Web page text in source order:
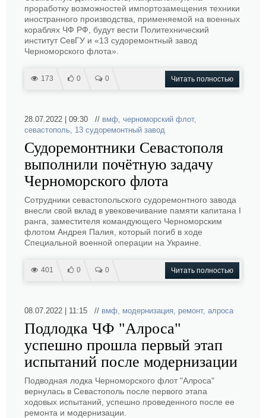
проработку возможностей импортозамещения техники
иностранного производства, применяемой на военных
кораблях ЧФ РФ, будут вести Политехнический
институт СевГУ и «13 судоремонтный завод
Черноморского флота».
173 0 0 Читать полностью
28.07.2022 | 09:30 // вмф, черноморский флот,
севастополь, 13 судоремонтный завод
Судоремонтники Севастополя
выполнили почётную задачу
Черноморского флота
Сотрудники севастопольского судоремонтного завода
внесли свой вклад в увековечивание памяти капитана I
ранга, заместителя командующего Черноморским
флотом Андрея Палия, который погиб в ходе
Специальной военной операции на Украине.
401 0 0 Читать полностью
08.07.2022 | 11:15 // вмф, модернизация, ремонт, алроса
Подлодка ЧФ "Алроса"
успешно прошла первый этап
испытаний после модернизации
Подводная лодка Черноморского флот "Алроса"
вернулась в Севастополь после первого этапа
ходовых испытаний, успешно проведенного после ее
ремонта и модернизации.